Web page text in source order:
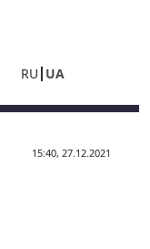
RU UA
15:40, 27.12.2021